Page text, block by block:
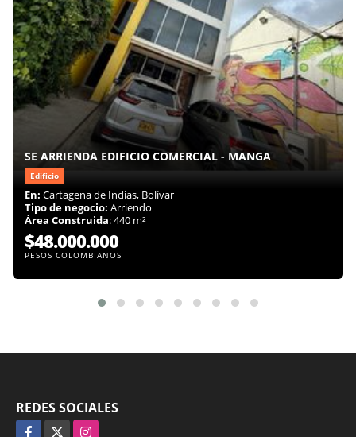
SE ARRIENDA EDIFICIO COMERCIAL - MANGA
Edificio
En: Cartagena de Indias, Bolívar
Tipo de negocio: Arriendo
Área Construida: 440 m²
$48.000.000
PESOS COLOMBIANOS
REDES SOCIALES
Facebook Instagram